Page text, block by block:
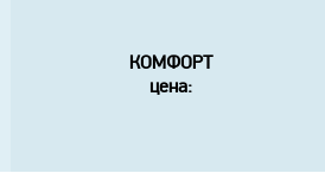
КОМФОРТ
цена: